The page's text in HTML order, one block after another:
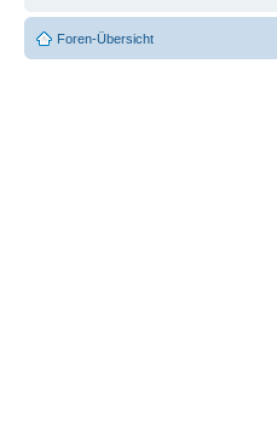
Foren-Übersicht